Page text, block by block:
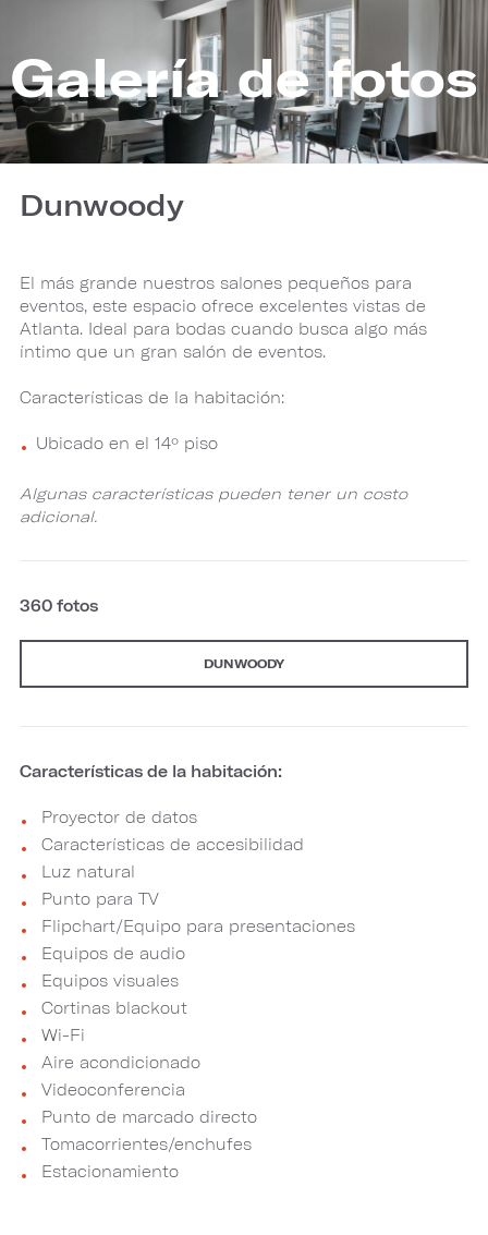
Galería de fotos
Dunwoody
El más grande nuestros salones pequeños para
eventos, este espacio ofrece excelentes vistas de
Atlanta. Ideal para bodas cuando busca algo más
íntimo que un gran salón de eventos.
Características de la habitación:
Ubicado en el 14º piso
Algunas características pueden tener un costo
adicional.
360 fotos
DUNWOODY
Características de la habitación:
Proyector de datos
Características de accesibilidad
Luz natural
Punto para TV
Flipchart/Equipo para presentaciones
Equipos de audio
Equipos visuales
Cortinas blackout
Wi-Fi
Aire acondicionado
Videoconferencia
Punto de marcado directo
Tomacorrientes/enchufes
Estacionamiento